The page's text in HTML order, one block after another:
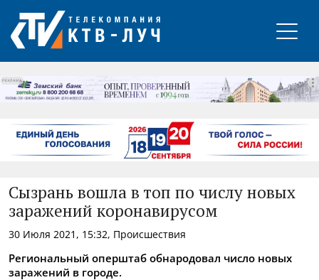
РЕКЛАМА
Сызрань вошла в топ по числу новых
заражений коронавирусом
30 Июля 2021, 15:32, Происшествия
Региональный оперштаб обнародовал число новых
заражений в городе.